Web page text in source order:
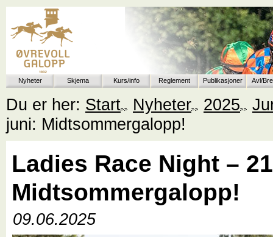
Nyheter Skjema Kurs/info Reglement Publikasjoner Avl/
Du er her: Start Nyheter 2025
juni: Midtsommergalopp!
Ladies Race Night –
Midtsommergalopp!
09.06.2025